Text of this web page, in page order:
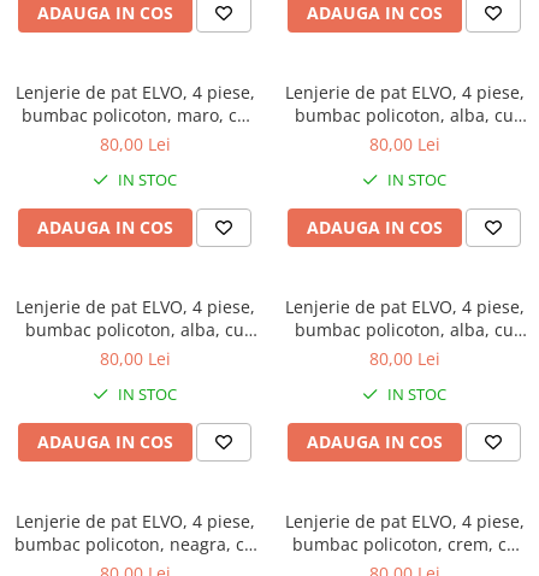
ADAUGA IN COS ADAUGA IN COS
Lenjerie de pat ELVO, 4 piese,
bumbac policoton, maro, cu
flori albe
80,00 Lei
IN STOC
ADAUGA IN COS
Lenjerie de pat ELVO, 4 piese,
bumbac policoton, alba, cu
flori verzi si albastre
80,00 Lei
IN STOC
ADAUGA IN COS
Lenjerie de pat ELVO, 4 piese,
bumbac policoton, alba, cu
flori roz
80,00 Lei
IN STOC
ADAUGA IN COS
Lenjerie de pat ELVO, 4 piese,
bumbac policoton, alba, cu
copaci multicolori
80,00 Lei
IN STOC
ADAUGA IN COS
Lenjerie de pat ELVO, 4 piese,
bumbac policoton, neagra, cu
papadii si note muzicale
Lenjerie de pat ELVO, 4 piese,
bumbac policoton, crem, cu
flori